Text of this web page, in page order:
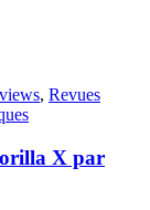
, Revues
X par